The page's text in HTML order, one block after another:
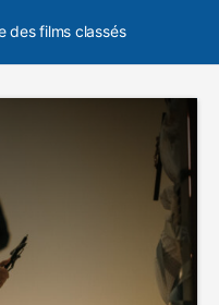
des films classés